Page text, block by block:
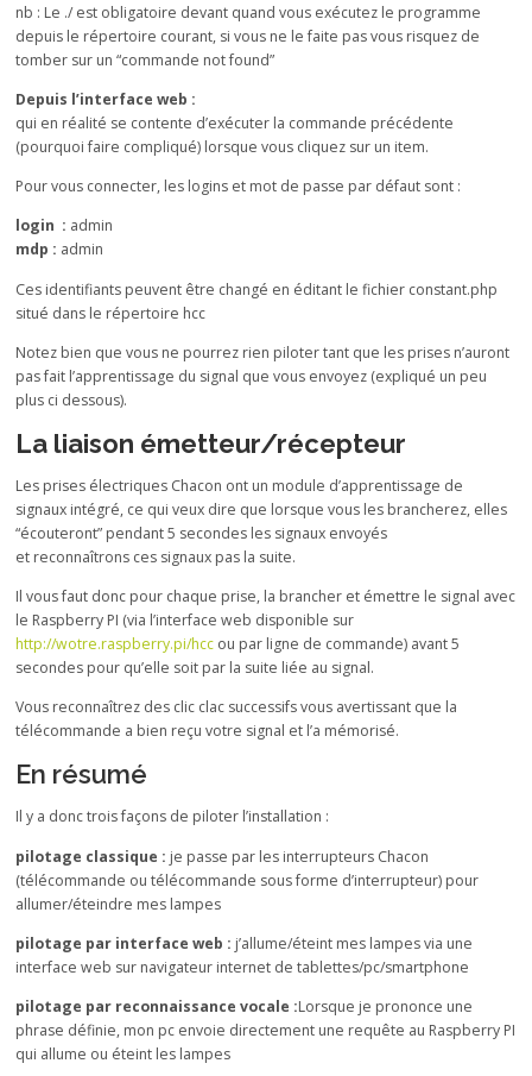
nb : Le ./ est obligatoire devant quand vous exécutez le programme
depuis le répertoire courant, si vous ne le faite pas vous risquez de
tomber sur un “commande not found”
Depuis l’interface web :
qui en réalité se contente d’exécuter la commande précédente
(pourquoi faire compliqué) lorsque vous cliquez sur un item.
Pour vous connecter, les logins et mot de passe par défaut sont :
login : admin
mdp : admin
Ces identifiants peuvent être changé en éditant le fichier constant.php
situé dans le répertoire hcc
Notez bien que vous ne pourrez rien piloter tant que les prises n’auront
pas fait l’apprentissage du signal que vous envoyez (expliqué un peu
plus ci dessous).
La liaison émetteur/récepteur
Les prises électriques Chacon ont un module d’apprentissage de
signaux intégré, ce qui veux dire que lorsque vous les brancherez, elles
“écouteront” pendant 5 secondes les signaux envoyés
et reconnaîtrons ces signaux pas la suite.
Il vous faut donc pour chaque prise, la brancher et émettre le signal avec
le Raspberry PI (via l’interface web disponible sur
http://wotre.raspberry.pi/hcc ou par ligne de commande) avant 5
secondes pour qu’elle soit par la suite liée au signal.
Vous reconnaîtrez des clic clac successifs vous avertissant que la
télécommande a bien reçu votre signal et l’a mémorisé.
En résumé
Il y a donc trois façons de piloter l’installation :
pilotage classique : je passe par les interrupteurs Chacon
(télécommande ou télécommande sous forme d’interrupteur) pour
allumer/éteindre mes lampes
pilotage par interface web : j’allume/éteint mes lampes via une
interface web sur navigateur internet de tablettes/pc/smartphone
pilotage par reconnaissance vocale :Lorsque je prononce une
phrase définie, mon pc envoie directement une requête au Raspberry PI
qui allume ou éteint les lampes